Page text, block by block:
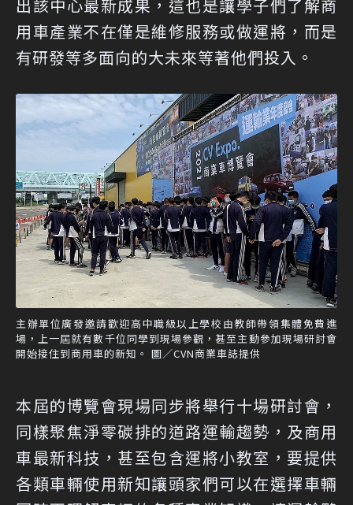
出該中心最新成果，這也是讓學子們了解商
用車產業不在僅是維修服務或做運將，而是
有研發等多面向的大未來等著他們投入。
主辦單位廣發邀請歡迎高中職級以上學校由教師帶領集體免費進
場，上一屆就有數千位同學到現場參觀，甚至主動參加現場研討會
開始接住到商用車的新知。 圖／CVN商業車誌提供
本屆的博覽會現場同步將舉行十場研討會，
同樣聚焦淨零碳排的道路運輸趨勢，及商用
車最新科技，甚至包含運將小教室，要提供
各類車輛使用新知讓頭家們可以在選擇車輛